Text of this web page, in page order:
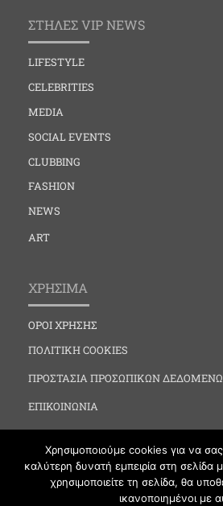
ΣΤΗΛΕΣ VIP NEWS
LIFESTYLE
CELEBRITIES
MEDIA
SOCIAL EVENTS
CLUBBING
FASHION
NEWS
ART
ΧΡΗΣΙΜΑ
ΟΡΟΙ ΧΡΗΣΗΣ
ΠΟΛΙΤΙΚΗ COOKIES
ΠΡΟΣΤΑΣΙΑ ΠΡΟΣΩΠΙΚΩΝ
ΕΠΙΚΟΙΝΩΝΙΑ
Χρησιμοποιούμε cookies για να
καλύτερη δυνατή εμπειρία στη σελίδα
χρησιμοποιείτε τη σελίδα, θα
ικανοποιημένοι με